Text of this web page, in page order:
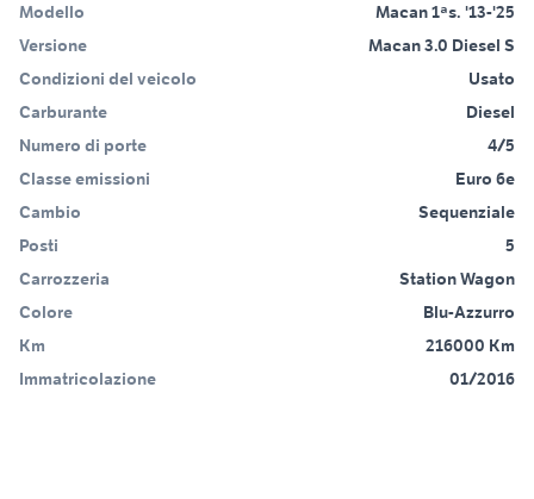
Modello
Macan 1ªs. '13-'25
Versione
Macan 3.0 Diesel S
Condizioni del veicolo
Usato
Carburante
Diesel
Numero di porte
4/5
Classe emissioni
Euro 6e
Cambio
Sequenziale
Posti
5
Carrozzeria
Station Wagon
Colore
Blu-Azzurro
Km
216000 Km
Immatricolazione
01/2016